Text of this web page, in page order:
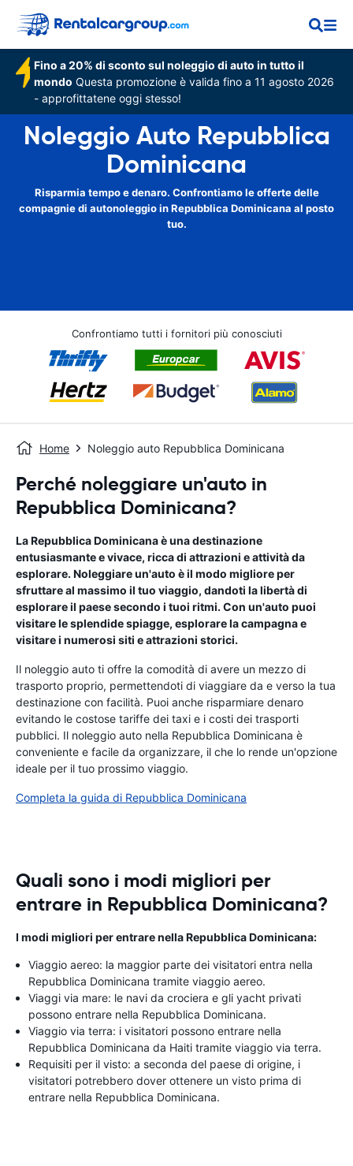
Fino a 20% di sconto sul noleggio di auto in tutto il
mondo Questa promozione è valida fino a 11 agosto 2026
- approfittatene oggi stesso!
Noleggio Auto Repubblica
Dominicana
Risparmia tempo e denaro. Confrontiamo le offerte delle
compagnie di autonoleggio in Repubblica Dominicana al posto
tuo.
Confrontiamo tutti i fornitori più conosciuti
Home Noleggio auto Repubblica Dominicana
Perché noleggiare un'auto in
Repubblica Dominicana?
La Repubblica Dominicana è una destinazione
entusiasmante e vivace, ricca di attrazioni e attività da
esplorare. Noleggiare un'auto è il modo migliore per
sfruttare al massimo il tuo viaggio, dandoti la libertà di
esplorare il paese secondo i tuoi ritmi. Con un'auto puoi
visitare le splendide spiagge, esplorare la campagna e
visitare i numerosi siti e attrazioni storici.
Il noleggio auto ti offre la comodità di avere un mezzo di
trasporto proprio, permettendoti di viaggiare da e verso la tua
destinazione con facilità. Puoi anche risparmiare denaro
evitando le costose tariffe dei taxi e i costi dei trasporti
pubblici. Il noleggio auto nella Repubblica Dominicana è
conveniente e facile da organizzare, il che lo rende un'opzione
ideale per il tuo prossimo viaggio.
Completa la guida di Repubblica Dominicana
Quali sono i modi migliori per
entrare in Repubblica Dominicana?
I modi migliori per entrare nella Repubblica Dominicana:
Viaggio aereo: la maggior parte dei visitatori entra nella
Repubblica Dominicana tramite viaggio aereo.
Viaggi via mare: le navi da crociera e gli yacht privati ​​
possono entrare nella Repubblica Dominicana.
Viaggio via terra: i visitatori possono entrare nella
Repubblica Dominicana da Haiti tramite viaggio via terra.
Requisiti per il visto: a seconda del paese di origine, i
visitatori potrebbero dover ottenere un visto prima di
entrare nella Repubblica Dominicana.